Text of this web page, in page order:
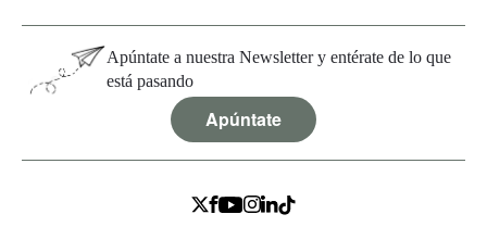
Apúntate a nuestra Newsletter y entérate de lo que
está pasando
Apúntate